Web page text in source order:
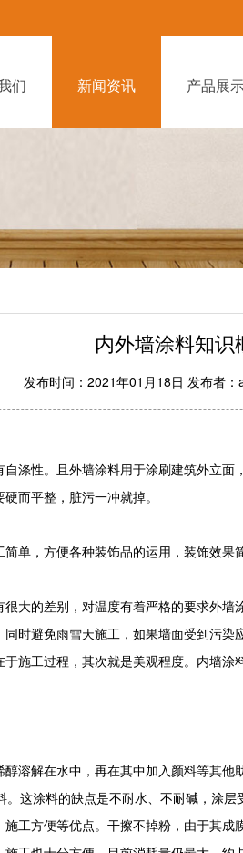
们 新闻资讯 产品展
内外墙涂料知识
发布时间：2021年01月18日 发布者：
性。且外墙涂料用于涂刷建筑外立面
而平整，脏污一冲就掉。
，方便各种装饰品的运用，装饰效果
大的差别，对温度有着严格的要求外
时避免雨雪天施工，如果墙面受到污染
工过程，其次就是美观程度。内墙涂
解在水中，再在其中加入颜料等其他
这涂料的缺点是不耐水、不耐碱，涂层
工方便等优点。干擦不掉粉，由于其